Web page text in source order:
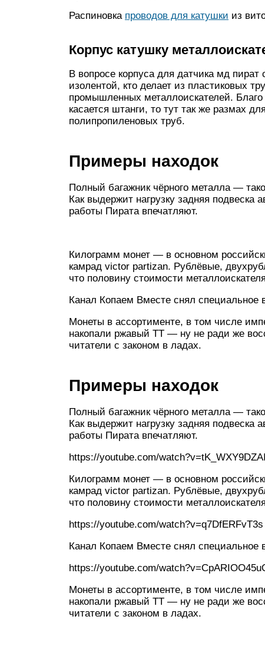
Распиновка проводов для катушки из
Корпус катушку
В вопросе корпуса для датчика мд пират
изолентой, кто делает из пластиковых
промышленных металлоискателей. Благо
касается штанги, то тут так же размах
полипропиленовых труб.
Примеры находок
Полный багажник чёрного металла —
Как выдержит нагрузку задняя
работы Пирата впечатляют.
Килограмм монет — в основном
камрад victor partizan. Рублёвые,
что половину стоимости
Канал Копаем Вместе снял
Монеты в ассортименте, в том числе
накопали ржавый ТТ — ну не ради же
читатели с законом в ладах.
Примеры находок
Полный багажник чёрного металла —
Как выдержит нагрузку задняя
работы Пирата впечатляют.
https://youtube.com/watch?v=tK_WXY9DZAI
Килограмм монет — в основном
камрад victor partizan. Рублёвые,
что половину стоимости
https://youtube.com/watch?v=q7DfERFvT3s
Канал Копаем Вместе снял
https://youtube.com/
Монеты в ассортименте, в том числе
накопали ржавый ТТ — ну не ради же
читатели с законом в ладах.